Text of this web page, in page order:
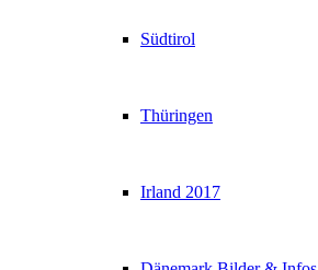
Südtirol
Thüringen
Irland 2017